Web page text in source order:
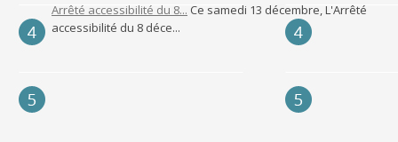
Arrêté accessibilité du 8... Ce samedi 13 décembre, L'Arrêté
accessibilité du 8 déce...